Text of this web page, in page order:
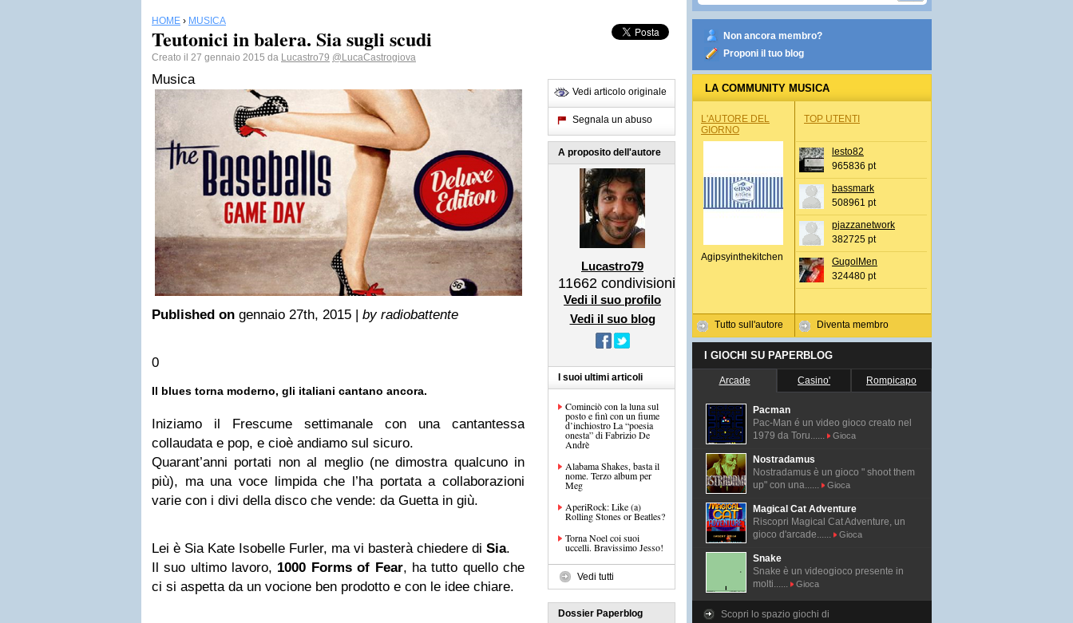
HOME › MUSICA
Teutonici in balera. Sia sugli scudi
Creato il 27 gennaio 2015 da Lucastro79 @LucaCastrogiova
Musica
Published on gennaio 27th, 2015 | by radiobattente
0
Il blues torna moderno, gli italiani cantano ancora.
Iniziamo il Frescume settimanale con una cantantessa
collaudata e pop, e cioè andiamo sul sicuro.
Quarant’anni portati non al meglio (ne dimostra qualcuno in
più), ma una voce limpida che l’ha portata a collaborazioni
varie con i divi della disco che vende: da Guetta in giù.
Lei è Sia Kate Isobelle Furler, ma vi basterà chiedere di Sia.
Il suo ultimo lavoro, 1000 Forms of Fear, ha tutto quello che
ci si aspetta da un vocione ben prodotto e con le idee chiare.
Vedi articolo originale
Segnala un abuso
A proposito dell'autore
Lucastro79
11662 condivisioni
Vedi il suo profilo
Vedi il suo blog
I suoi ultimi articoli
Cominciò con la luna sul
posto e finì con un fiume
d’inchiostro La “poesia
onesta” di Fabrizio De
Andrè
Alabama Shakes, basta il
nome. Terzo album per
Meg
AperiRock: Like (a)
Rolling Stones or Beatles?
Torna Noel coi suoi
uccelli. Bravissimo Jesso!
Vedi tutti
Dossier Paperblog
Non ancora membro?
Proponi il tuo blog
LA COMMUNITY MUSICA
L'AUTORE DEL
GIORNO
Agipsyinthekitchen
Tutto sull'autore
TOP UTENTI
lesto82
965836 pt
bassmark
508961 pt
pjazzanetwork
382725 pt
GugolMen
324480 pt
Diventa membro
I GIOCHI SU PAPERBLOG
Arcade Casino' Rompicapo
Pacman
Pac-Man é un video gioco creato nel
1979 da Toru......
Gioca
Nostradamus
Nostradamus è un gioco " shoot them
up" con una......
Gioca
Magical Cat Adventure
Riscopri Magical Cat Adventure, un
gioco d'arcade......
Gioca
Snake
Snake è un videogioco presente in
molti......
Gioca
Scopri lo spazio giochi di